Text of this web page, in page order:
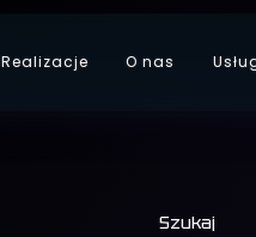
Realizacje O nas
Szukaj